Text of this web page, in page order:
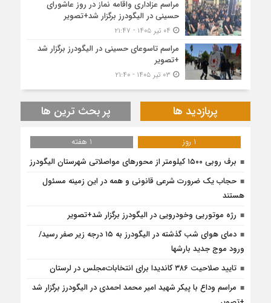
مراسم عزاداری واقامه نماز در روز عاشورای
حسینی در الیگودرز برگزار شد+تصویر
مراسم تاسوعای حسینی در الیگودرز برگزار شد
+تصویر
پربازدید ها پر بحث ترین ها
1 روز
1 هفته
برف روبی ۱۵۰۰ کیلومتر از محور‌های مواصلاتی شهرستان الیگودرز
حجاب یک ضرورت شرعی قانونی و همه در این زمینه مسئول
هستند
رژه موتوریی وخودرویی در الیگودرز برگزار شد+تصویر
دمای هوای شب گذشته در الیگودرز به ۱۵ درجه زیر صفر رسید/
ورود موج جدید بارشها
تایید صلاحیت ۳۸۶ کاندیدا برای انتخابات‌مجلس در لرستان
مراسم وداع با پیکر شهید امیر محمد احمدی در الیگودرز برگزار شد